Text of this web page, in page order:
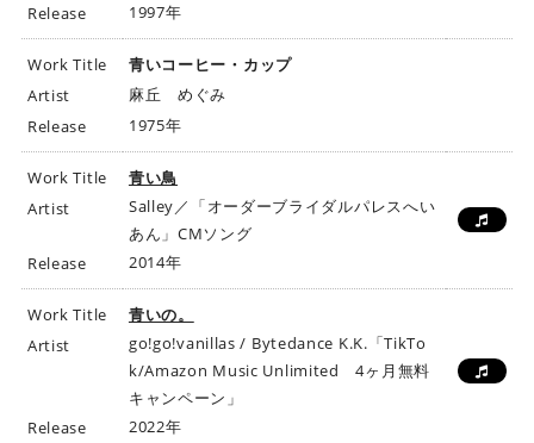
Release
1997年
Work Title
青いコーヒー・カップ
Artist
麻丘 めぐみ
Release
1975年
Work Title
青い鳥
Artist
Salley／「オーダーブライダルパレスへい
あん」CMソング
Release
2014年
Work Title
青いの。
Artist
go!go!vanillas / Bytedance K.K.「TikTo
k/Amazon Music Unlimited 4ヶ月無料
キャンペーン」
Release
2022年